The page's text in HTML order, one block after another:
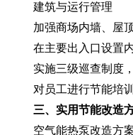
建筑与运行管理‌
加强商场内墙、屋
在主要出入口设置
实施三级巡查制度
对员工进行节能培
三、实用节能改造
空气能热泵改造方